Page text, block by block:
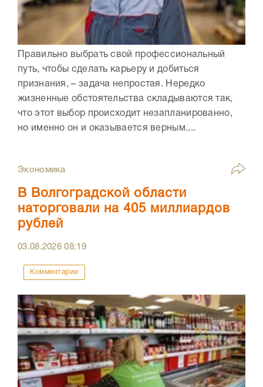
Правильно выбрать свой профессиональный
путь, чтобы сделать карьеру и добиться
признания, – задача непростая. Нередко
жизненные обстоятельства складываются так,
что этот выбор происходит незапланированно,
но именно он и оказывается верным....
Экономика
В Волгоградской области
наторговали на 405 миллиардов
рублей
03.08.202608:19
Комментарии